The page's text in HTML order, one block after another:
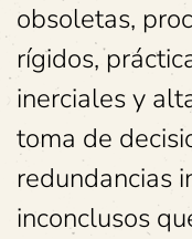
obsoletas,
rígidos,
inerciales y
toma de
redundancias
inconclusos